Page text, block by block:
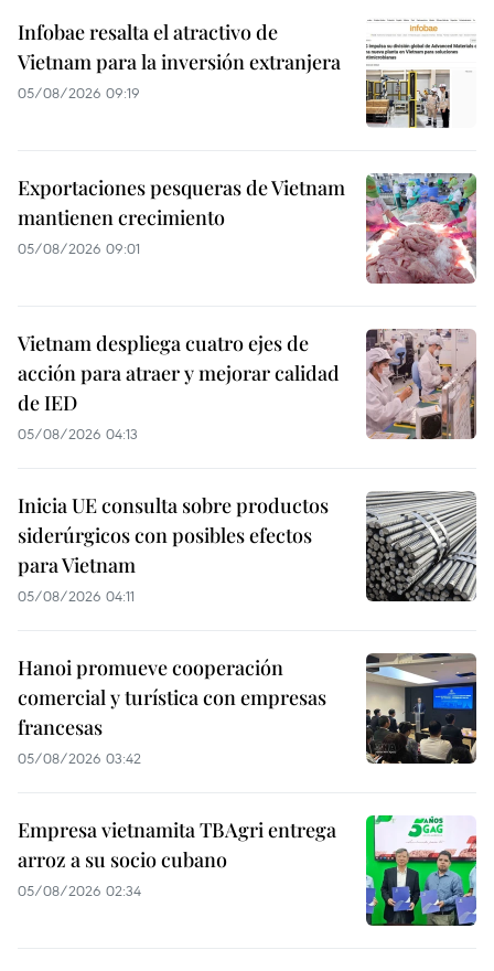
Infobae resalta el atractivo de
Vietnam para la inversión extranjera
05/08/2026 09:19
Exportaciones pesqueras de Vietnam
mantienen crecimiento
05/08/2026 09:01
Vietnam despliega cuatro ejes de
acción para atraer y mejorar calidad
de IED
05/08/2026 04:13
Inicia UE consulta sobre productos
siderúrgicos con posibles efectos
para Vietnam
05/08/2026 04:11
Hanoi promueve cooperación
comercial y turística con empresas
francesas
05/08/2026 03:42
Empresa vietnamita TBAgri entrega
arroz a su socio cubano
05/08/2026 02:34